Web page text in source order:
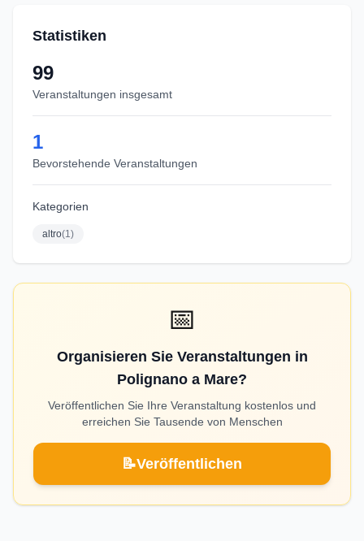
Statistiken
99
Veranstaltungen insgesamt
1
Bevorstehende Veranstaltungen
Kategorien
altro(1)
📅
Organisieren Sie Veranstaltungen in
Polignano a Mare?
Veröffentlichen Sie Ihre Veranstaltung kostenlos und
erreichen Sie Tausende von Menschen
📝Veröffentlichen